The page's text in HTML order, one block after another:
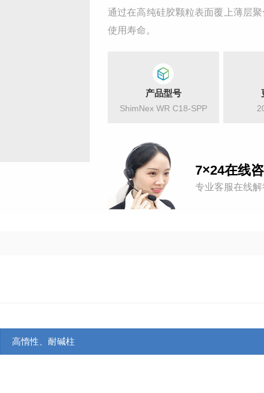
通过在高纯硅胶颗粒表面覆上薄层
使用寿命。
产品型号
ShimNex WR C18-SPP
7×24在线
专业客服在线解
高惰性、耐碱柱